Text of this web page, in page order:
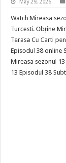
May 29, 2026
Watch Mireasa
Turcesti. Obține
Terasa Cu Carti
Episodul 38 online
Mireasa sezonul
13 Episodul 38